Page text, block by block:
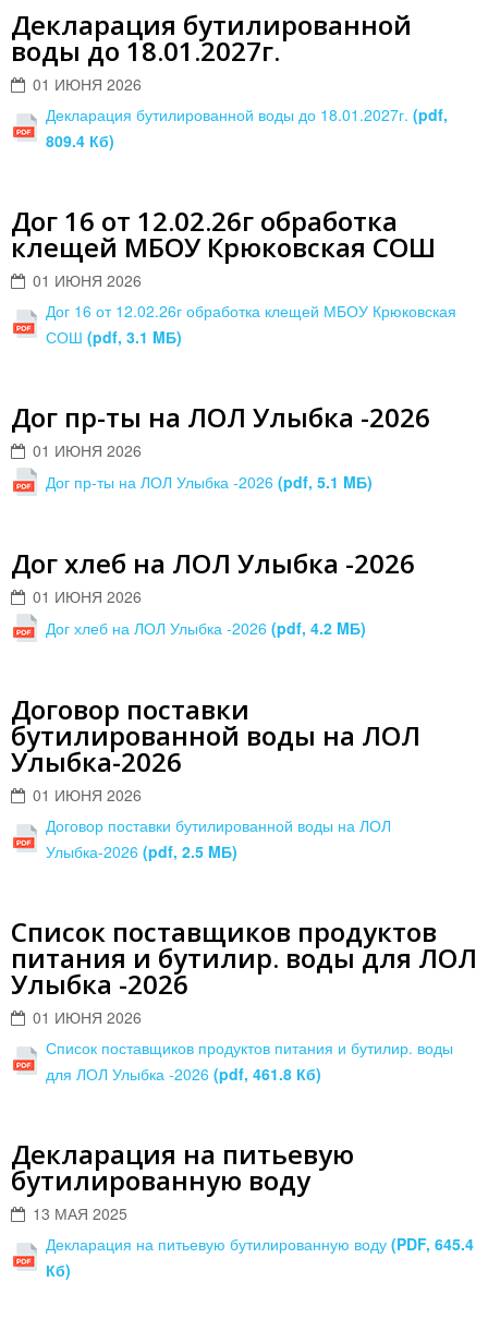
Декларация бутилированной
воды до 18.01.2027г.
01 ИЮНЯ 2026
Декларация бутилированной воды до 18.01.2027г. (pdf,
809.4 Кб)
Дог 16 от 12.02.26г обработка
клещей МБОУ Крюковская СОШ
01 ИЮНЯ 2026
Дог 16 от 12.02.26г обработка клещей МБОУ Крюковская
СОШ (pdf, 3.1 MБ)
Дог пр-ты на ЛОЛ Улыбка -2026
01 ИЮНЯ 2026
Дог пр-ты на ЛОЛ Улыбка -2026 (pdf, 5.1 MБ)
Дог хлеб на ЛОЛ Улыбка -2026
01 ИЮНЯ 2026
Дог хлеб на ЛОЛ Улыбка -2026 (pdf, 4.2 MБ)
Договор поставки
бутилированной воды на ЛОЛ
Улыбка-2026
01 ИЮНЯ 2026
Договор поставки бутилированной воды на ЛОЛ
Улыбка-2026 (pdf, 2.5 MБ)
Список поставщиков продуктов
питания и бутилир. воды для ЛОЛ
Улыбка -2026
01 ИЮНЯ 2026
Список поставщиков продуктов питания и бутилир. воды
для ЛОЛ Улыбка -2026 (pdf, 461.8 Кб)
Декларация на питьевую
бутилированную воду
13 МАЯ 2025
Декларация на питьевую бутилированную воду (PDF, 645.4
Кб)